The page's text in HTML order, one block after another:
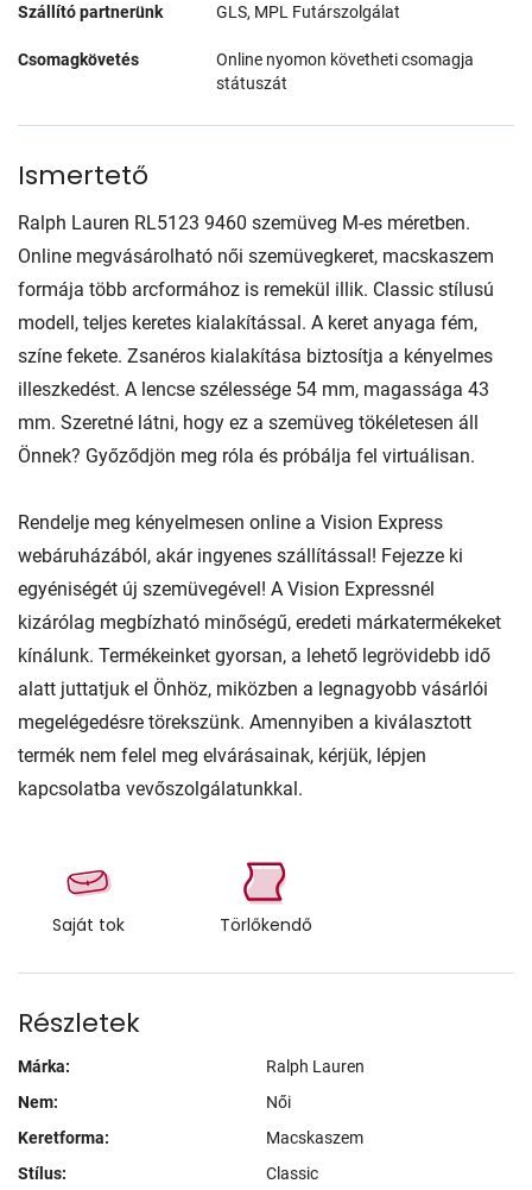
Szállító partnerünk GLS, MPL Futárszolgálat
Csomagkövetés
Online nyomon követheti csomagja
státuszát
Ismertető
Ralph Lauren RL5123 9460 szemüveg M-es méretben.
Online megvásárolható női szemüvegkeret, macskaszem
formája több arcformához is remekül illik. Classic stílusú
modell, teljes keretes kialakítással. A keret anyaga fém,
színe fekete. Zsanéros kialakítása biztosítja a kényelmes
illeszkedést. A lencse szélessége 54 mm, magassága 43
mm. Szeretné látni, hogy ez a szemüveg tökéletesen áll
Önnek? Győződjön meg róla és próbálja fel virtuálisan.
Rendelje meg kényelmesen online a Vision Express
webáruházából, akár ingyenes szállítással! Fejezze ki
egyéniségét új szemüvegével! A Vision Expressnél
kizárólag megbízható minőségű, eredeti márkatermékeket
kínálunk. Termékeinket gyorsan, a lehető legrövidebb idő
alatt juttatjuk el Önhöz, miközben a legnagyobb vásárlói
megelégedésre törekszünk. Amennyiben a kiválasztott
termék nem felel meg elvárásainak, kérjük, lépjen
kapcsolatba vevőszolgálatunkkal.
Saját tok Törlőkendő
Részletek
Márka:
Ralph Lauren
Nem:
Női
Keretforma:
Macskaszem
Stílus:
Classic